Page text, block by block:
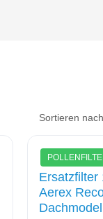
Sortieren
Ersatzfilter
Aerex
Dachmodell